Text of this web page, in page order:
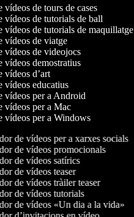
vídeos de tours de cases
vídeos de tutorials de ball
vídeos de tutorials de maquillatge
vídeos de viatge
vídeos de videojocs
vídeos demostratius
vídeos d’art
vídeos educatius
vídeos per a Android
vídeos per a Mac
vídeos per a Windows
de vídeos per a xarxes socials
de vídeos promocionals
de vídeos satírics
de vídeos teaser
de vídeos tràiler teaser
de vídeos tutorials
de vídeos «Un dia a la vida»